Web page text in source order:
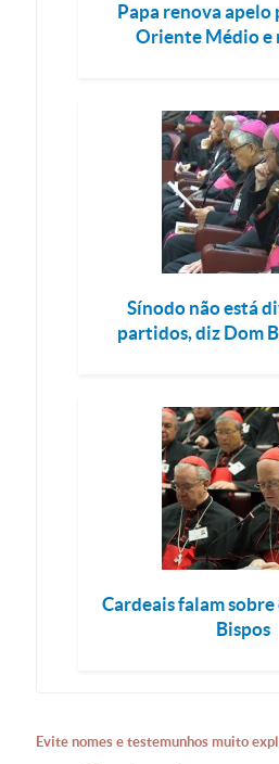
Papa renova apelo
Oriente Médio e
Sínodo não está
partidos, diz Dom
Cardeais falam
Bispos
Evite nomes e testemunhos muito